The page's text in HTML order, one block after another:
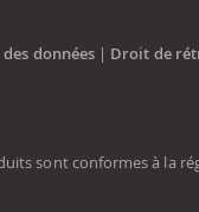
données | Droit de
sont conformes à la